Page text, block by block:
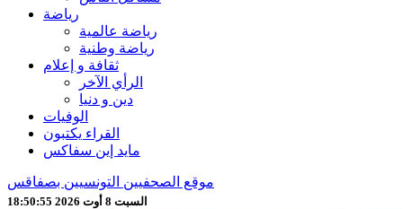
رياضة
رياضة عالمية
رياضة وطنية
ثقافة و إعلام
الرأي الآخر
دين و دنيا
الوفيات
القراء يكتبون
مايد إين سفاكس
موقع الصحفيين التونسيين بصفاقس
السبت 8 أوت 2026 18:50:57